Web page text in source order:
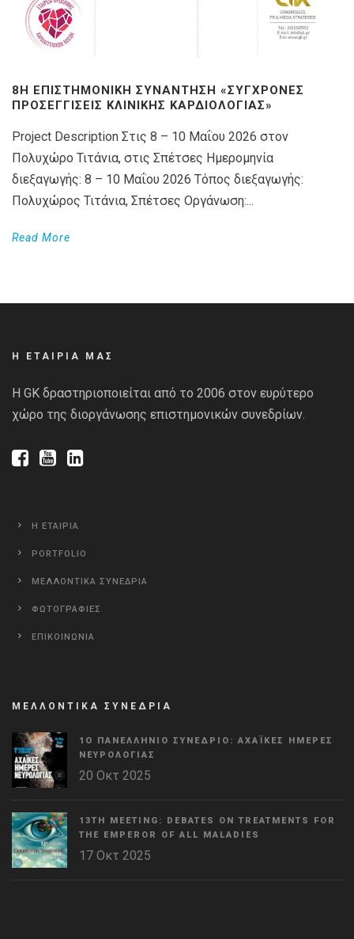
8Η ΕΠΙΣΤΗΜΟΝΙΚΉ ΣΥΝΆΝΤΗΣΗ «ΣΎΓΧΡΟΝΕΣ
ΠΡΟΣΕΓΓΊΣΕΙΣ ΚΛΙΝΙΚΉΣ ΚΑΡΔΙΟΛΟΓΊΑΣ»
Project Description Στις 8 – 10 Μαΐου 2026 στον
Πολυχώρο Τιτάνια, στις Σπέτσες Ημερομηνία
διεξαγωγής: 8 – 10 Μαΐου 2026 Τόπος διεξαγωγής:
Πολυχώρος Τιτάνια, Σπέτσες Οργάνωση:...
Read More
Η ΕΤΑΙΡΙΑ ΜΑΣ
Η GK δραστηριοποιείται από το 2006 στον ευρύτερο
χώρο της διοργάνωσης επιστημονικών συνεδρίων.
Η ΕΤΑΙΡΙΑ
PORTFOLIO
ΜΕΛΛΟΝΤΙΚΑ ΣΥΝΕΔΡΙΑ
ΦΩΤΟΓΡΑΦΙΕΣ
ΕΠΙΚΟΙΝΩΝΙΑ
ΜΕΛΛΟΝΤΙΚΑ ΣΥΝΕΔΡΙΑ
1Ο ΠΑΝΕΛΛΉΝΙΟ ΣΥΝΈΔΡΙΟ: ΑΧΑΪΚΈΣ ΗΜΈΡΕΣ
ΝΕΥΡΟΛΟΓΊΑΣ
20 Οκτ 2025
13TH MEETING: DEBATES ON TREATMENTS FOR
THE EMPEROR OF ALL MALADIES
17 Οκτ 2025